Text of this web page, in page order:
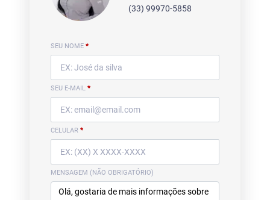
(33) 99970-5858
SEU NOME *
SEU E-MAIL *
CELULAR *
MENSAGEM (NÃO OBRIGATÓRIO)